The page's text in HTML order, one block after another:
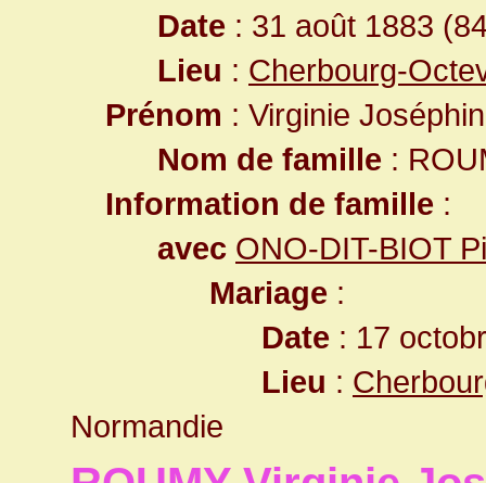
Date : 31 août 1883
Lieu : Cherbourg-
Prénom : Virginie
Nom de famille :
Information de famille :
avec ONO-DIT-BIOT
Mariage :
Date : 17
Lieu :
Normandie